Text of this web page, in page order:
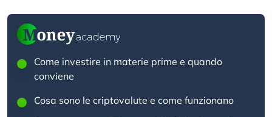
Come investire in materie prime e quando
conviene
Cosa sono le criptovalute e come funzionano